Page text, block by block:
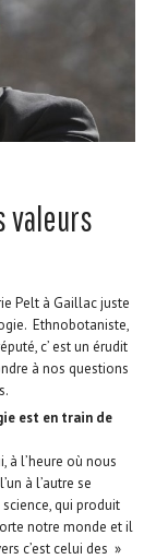
valeurs
Pelt à Gaillac juste
Ethnobotaniste,
c’ est un érudit
à nos questions
est en train de
à l’heure où nous
à l’autre se
qui produit
notre monde et il
c’est celui des »